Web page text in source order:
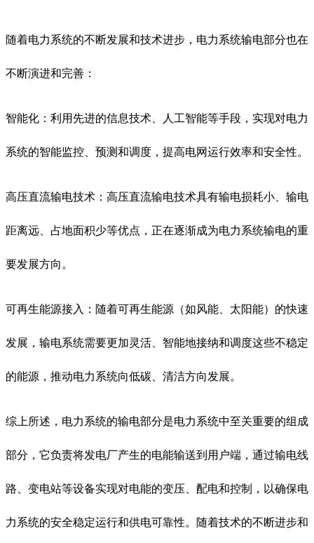
随着电力系统的不断发展和技术进步，电力系统输电部分也在
不断演进和完善：
智能化：利用先进的信息技术、人工智能等手段，实现对电力
系统的智能监控、预测和调度，提高电网运行效率和安全性。
高压直流输电技术：高压直流输电技术具有输电损耗小、输电
距离远、占地面积少等优点，正在逐渐成为电力系统输电的重
要发展方向。
可再生能源接入：随着可再生能源（如风能、太阳能）的快速
发展，输电系统需要更加灵活、智能地接纳和调度这些不稳定
的能源，推动电力系统向低碳、清洁方向发展。
综上所述，电力系统的输电部分是电力系统中至关重要的组成
部分，它负责将发电厂产生的电能输送到用户端，通过输电线
路、变电站等设备实现对电能的变压、配电和控制，以确保电
力系统的安全稳定运行和供电可靠性。随着技术的不断进步和